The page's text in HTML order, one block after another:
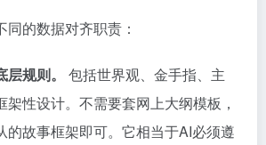
的数据对齐职责：
规则。
包括世界观、金手指、主
性设计。不需要套网上大纲模板，
的故事框架即可。它相当于AI必须遵